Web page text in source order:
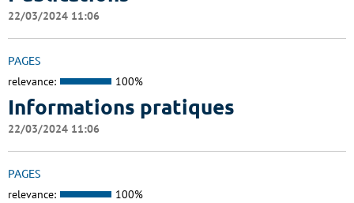
22/03/2024 11:06
PAGES
relevance: 100%
Informations pratiques
22/03/2024 11:06
PAGES
relevance: 100%